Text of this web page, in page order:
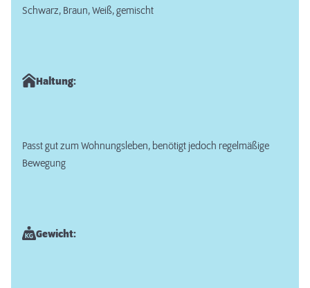
Schwarz, Braun, Weiß, gemischt
Haltung:
Passt gut zum Wohnungsleben, benötigt jedoch regelmäßige
Bewegung
Gewicht: